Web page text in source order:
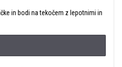
in bodi na tekočem z lepotnimi in